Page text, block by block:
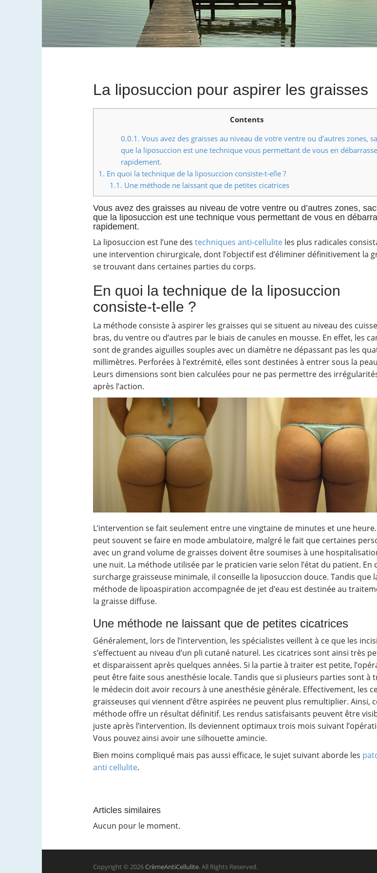
La liposuccion pour aspirer les graisses
Contents
0.0.1. Vous avez des graisses au niveau de votre ventre ou d’autres zones,
que la liposuccion est une technique vous permettant de vous en
rapidement.
1. En quoi la technique de la liposuccion consiste-t-elle ?
1.1. Une méthode ne laissant que de petites cicatrices
Vous avez des graisses au niveau de votre ventre ou d’autres zones,
que la liposuccion est une technique vous permettant de vous en
rapidement.
La liposuccion est l’une des techniques anti-cellulite les plus radicales
une intervention chirurgicale, dont l’objectif est d’éliminer définitivement la
se trouvant dans certaines parties du corps.
En quoi la technique de la liposuccion
consiste-t-elle ?
La méthode consiste à aspirer les graisses qui se situent au niveau des
bras, du ventre ou d’autres par le biais de canules en mousse. En effet, les
sont de grandes aiguilles souples avec un diamètre ne dépassant pas les
millimètres. Perforées à l’extrémité, elles sont destinées à entrer sous la
Leurs dimensions sont bien calculées pour ne pas permettre des
après l’action.
L’intervention se fait seulement entre une vingtaine de minutes et une
peut souvent se faire en mode ambulatoire, malgré le fait que certaines
avec un grand volume de graisses doivent être soumises à une
une nuit. La méthode utilisée par le praticien varie selon l’état du patient. En
surcharge graisseuse minimale, il conseille la liposuccion douce. Tandis que
méthode de lipoaspiration accompagnée de jet d’eau est destinée au
la graisse diffuse.
Une méthode ne laissant que de petites cicatrices
Généralement, lors de l’intervention, les spécialistes veillent à ce que les
s’effectuent au niveau d’un pli cutané naturel. Les cicatrices sont ainsi très
et disparaissent après quelques années. Si la partie à traiter est petite,
peut être faite sous anesthésie locale. Tandis que si plusieurs parties sont à
le médecin doit avoir recours à une anesthésie générale. Effectivement, les
graisseuses qui viennent d’être aspirées ne peuvent plus remultiplier. Ainsi,
méthode offre un résultat définitif. Les rendus satisfaisants peuvent être
juste après l’intervention. Ils deviennent optimaux trois mois suivant
Vous pouvez ainsi avoir une silhouette amincie.
Bien moins compliqué mais pas aussi efficace, le sujet suivant aborde les
anti cellulite.
Articles similaires
Aucun pour le moment.
Copyright © 2026CrèmeAntiCellulite. All Rights Reserved.